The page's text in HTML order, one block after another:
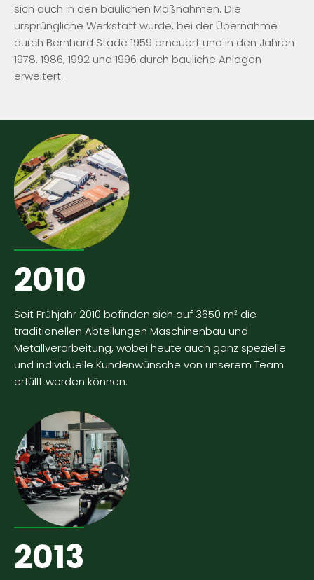
sich auch in den baulichen Maßnahmen. Die
ursprüngliche Werkstatt wurde, bei der Übernahme
durch Bernhard Stade 1959 erneuert und in den Jahren
1978, 1986, 1992 und 1996 durch bauliche Anlagen
erweitert.
2010
Seit Frühjahr 2010 befinden sich auf 3650 m² die
traditionellen Abteilungen Maschinenbau und
Metallverarbeitung, wobei heute auch ganz spezielle
und individuelle Kundenwünsche von unserem Team
erfüllt werden können.
2013